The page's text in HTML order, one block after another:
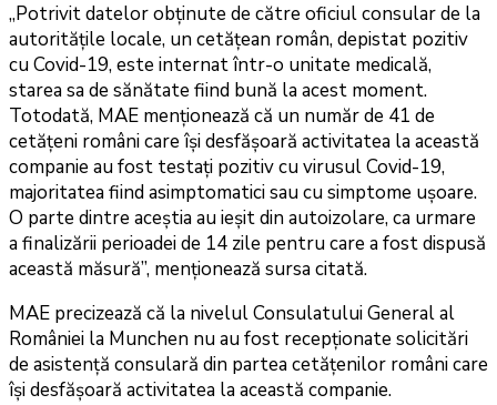
„Potrivit datelor obţinute de către oficiul consular de la
autorităţile locale, un cetăţean român, depistat pozitiv
cu Covid-19, este internat într-o unitate medicală,
starea sa de sănătate fiind bună la acest moment.
Totodată, MAE menţionează că un număr de 41 de
cetăţeni români care îşi desfăşoară activitatea la această
companie au fost testaţi pozitiv cu virusul Covid-19,
majoritatea fiind asimptomatici sau cu simptome uşoare.
O parte dintre aceştia au ieşit din autoizolare, ca urmare
a finalizării perioadei de 14 zile pentru care a fost dispusă
această măsură”, menţionează sursa citată.
MAE precizează că la nivelul Consulatului General al
României la Munchen nu au fost recepţionate solicitări
de asistenţă consulară din partea cetăţenilor români care
îşi desfăşoară activitatea la această companie.